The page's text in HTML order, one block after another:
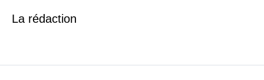
La rédaction